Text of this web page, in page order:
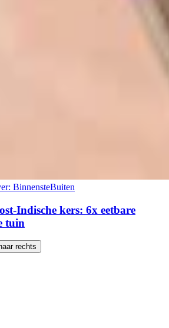
BinnensteBuiten
Indische kers: 6x eetbare
tuin
rechts